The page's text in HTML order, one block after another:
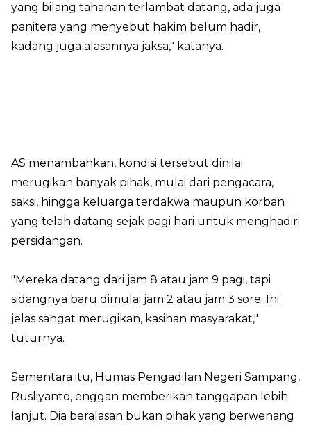
yang bilang tahanan terlambat datang, ada juga
panitera yang menyebut hakim belum hadir,
kadang juga alasannya jaksa," katanya.
AS menambahkan, kondisi tersebut dinilai
merugikan banyak pihak, mulai dari pengacara,
saksi, hingga keluarga terdakwa maupun korban
yang telah datang sejak pagi hari untuk menghadiri
persidangan.
"Mereka datang dari jam 8 atau jam 9 pagi, tapi
sidangnya baru dimulai jam 2 atau jam 3 sore. Ini
jelas sangat merugikan, kasihan masyarakat,"
tuturnya.
Sementara itu, Humas Pengadilan Negeri Sampang,
Rusliyanto, enggan memberikan tanggapan lebih
lanjut. Dia beralasan bukan pihak yang berwenang